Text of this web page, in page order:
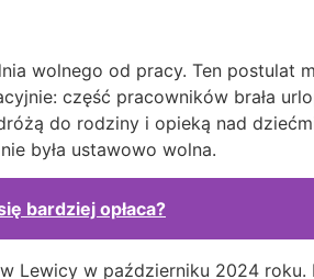
wolnego od pracy. Ten postulat
część pracowników brała
do rodziny i opieką nad
była ustawowo wolna.
bardziej opłaca?
Lewicy w październiku 2024 roku.